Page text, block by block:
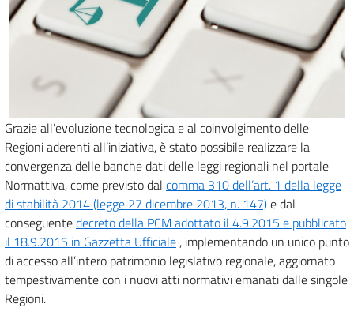
Grazie all’evoluzione tecnologica e al coinvolgimento delle
Regioni aderenti all’iniziativa, è stato possibile realizzare la
convergenza delle banche dati delle leggi regionali nel portale
Normattiva, come previsto dal comma 310 dell’art. 1 della legge
di stabilità 2014 (legge 27 dicembre 2013, n. 147)e dal
conseguentedecreto della PCM adottato il 4.9.2015 e pubblicato
il 18.9.2015 in Gazzetta Ufficiale , implementando un unico punto
di accesso all’intero patrimonio legislativo regionale, aggiornato
tempestivamente con i nuovi atti normativi emanati dalle singole
Regioni.